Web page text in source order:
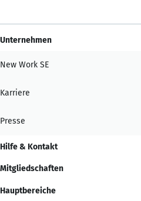
Unternehmen
New Work SE
Karriere
Presse
Hilfe & Kontakt
Mitgliedschaften
Hauptbereiche